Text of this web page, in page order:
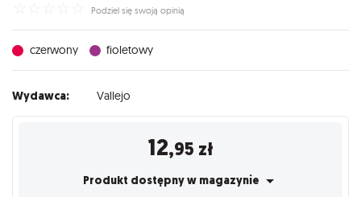
Podziel się swoją opinią
czerwony fioletowy
Wydawca: Vallejo
12,95 zł
Produkt dostępny w magazynie